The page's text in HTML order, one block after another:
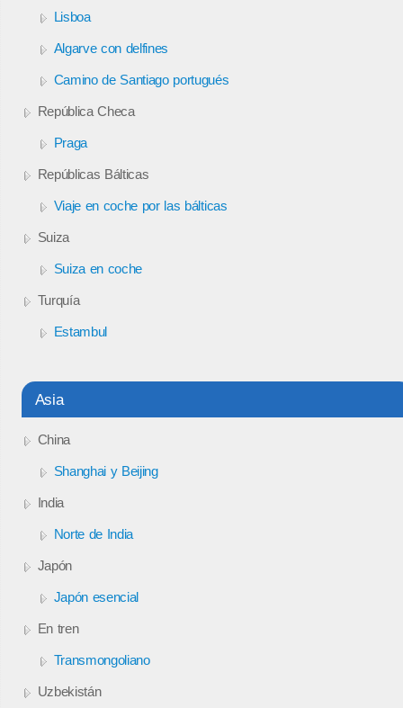
Lisboa
Algarve con delfines
Camino de Santiago portugués
República Checa
Praga
Repúblicas Bálticas
Viaje en coche por las bálticas
Suiza
Suiza en coche
Turquía
Estambul
Asia
China
Shanghai y Beijing
India
Norte de India
Japón
Japón esencial
En tren
Transmongoliano
Uzbekistán